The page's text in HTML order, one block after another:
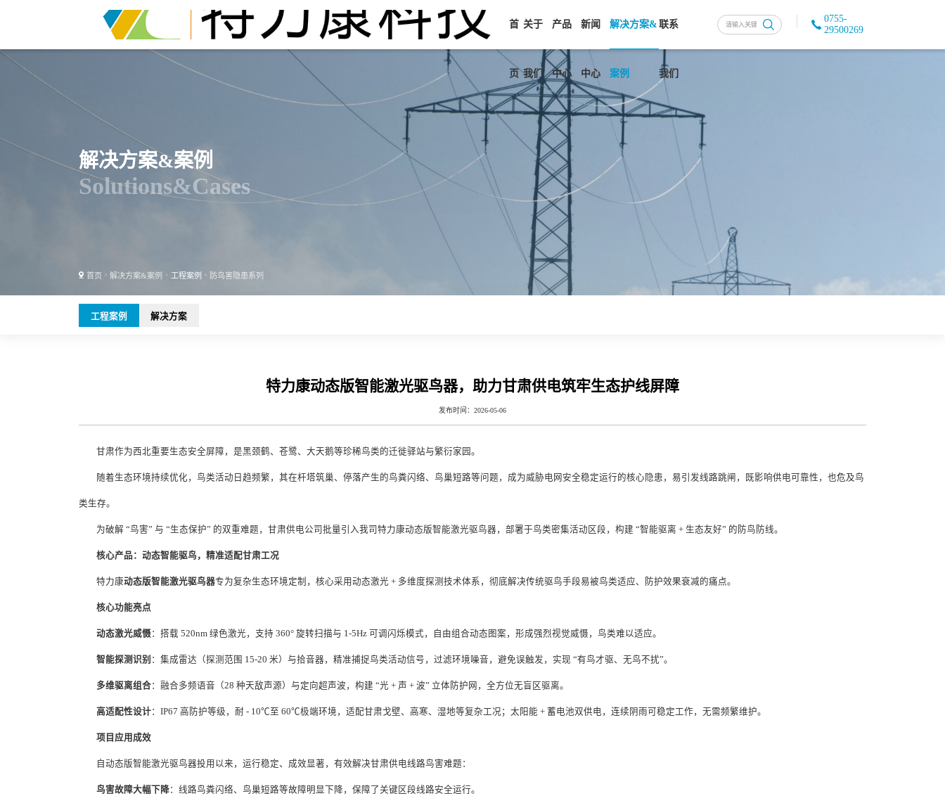
首
页
关于
我们
产品
中心
新闻
中心
解决方案&
案例
联系
我们
0755-
29500269
解决方案&案例
Solutions&Cases
首页 解决方案&案例 工程案例 防鸟害隐患系列
工程案例 解决方案
特力康动态版智能激光驱鸟器，助力甘肃供电筑牢生态护线屏障
发布时间：2026-05-06
甘肃作为西北重要生态安全屏障，是黑颈鹤、苍鹭、大天鹅等珍稀鸟类的迁徙驿站与繁衍家园。
随着生态环境持续优化，鸟类活动日趋频繁，其在杆塔筑巢、停落产生的鸟粪闪络、鸟巢短路等问题，成为威胁电网安全稳定运行的核心隐患，易引发线路跳闸，既影响供电可靠性，也危及鸟
类生存。
为破解 “鸟害” 与 “生态保护” 的双重难题，甘肃供电公司批量引入我司特力康动态版智能激光驱鸟器 ，部署于鸟类密集活动区段，构建 “智能驱离 + 生态友好” 的防鸟防线。
核心产品：动态智能驱鸟，精准适配甘肃工况
特力康动态版智能激光驱鸟器专为复杂生态环境定制，核心采用动态激光 + 多维度探测技术体系，彻底解决传统驱鸟手段易被鸟类适应、防护效果衰减的痛点。
核心功能亮点
动态激光威慑：搭载 520nm 绿色激光，支持 360° 旋转扫描与 1-5Hz 可调闪烁模式，自由组合动态图案，形成强烈视觉威慑，鸟类难以适应。
智能探测识别 ：集成雷达（探测范围 15-20 米）与拾音器，精准捕捉鸟类活动信号，过滤环境噪音，避免误触发，实现 “有鸟才驱、无鸟不扰”。
多维驱离组合：融合多频语音（28 种天敌声源）与定向超声波，构建 “光 + 声 + 波” 立体防护网，全方位无盲区驱离。
高适配性设计：IP67 高防护等级，耐 - 10℃至 60℃极端环境，适配甘肃戈壁、高寒、湿地等复杂工况；太阳能 + 蓄电池双供电，连续阴雨可稳定工作，无需频繁维护。
项目应用成效
自动态版智能激光驱鸟器投用以来，运行稳定、成效显著，有效解决甘肃供电线路鸟害难题：
鸟害故障大幅下降：线路鸟粪闪络、鸟巢短路等故障明显下降，保障了关键区段线路安全运行。